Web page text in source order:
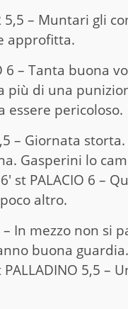
5,5 – Muntari gli
approfitta.
6 – Tanta buona
più di una
essere pericoloso.
– Giornata
Gasperini lo
st PALACIO 6 –
altro.
– In mezzo non si
buona guardia.
PALLADINO 5,5 –